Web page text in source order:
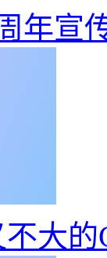
年宣
大的